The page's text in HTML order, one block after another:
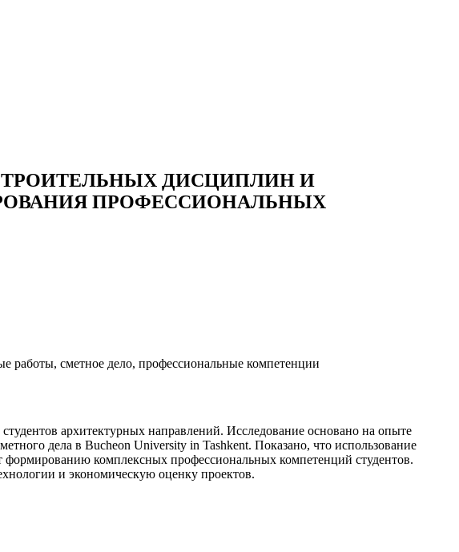
ДИСЦИПЛИН И
ПРОФЕССИОНАЛЬНЫХ
работы, сметное дело, профессиональные компетенции
архитектурных направлений. Исследование основано на опыте
дела в Bucheon University in Tashkent. Показано, что использование
формированию комплексных профессиональных компетенций студентов.
и экономическую оценку проектов.